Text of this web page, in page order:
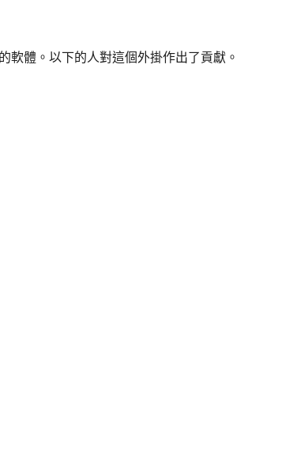
體。以下的人對這個外掛作出了貢獻。